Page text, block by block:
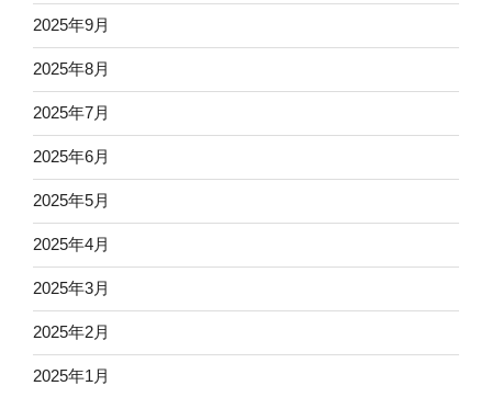
2025年9月
2025年8月
2025年7月
2025年6月
2025年5月
2025年4月
2025年3月
2025年2月
2025年1月